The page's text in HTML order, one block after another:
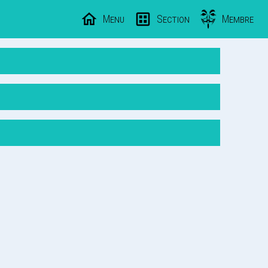
Menu Section Membre